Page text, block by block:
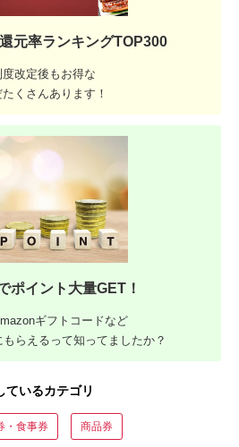
元率ランキングTOP300
改定後もお得な
くさんあります！
ポイント大量GET！
ギフトコードなど
らえるって知ってましたか？
ているカテゴリ
・食事券 商品券